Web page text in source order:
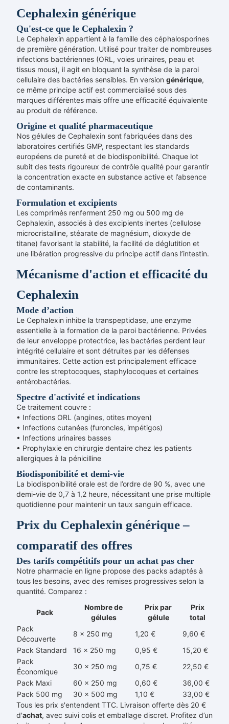
Cephalexin générique
Qu'est-ce que le Cephalexin ?
Le Cephalexin appartient à la famille des céphalosporines
de première génération. Utilisé pour traiter de nombreuses
infections bactériennes (ORL, voies urinaires, peau et
tissus mous), il agit en bloquant la synthèse de la paroi
cellulaire des bactéries sensibles. En version générique,
ce même principe actif est commercialisé sous des
marques différentes mais offre une efficacité équivalente
au produit de référence.
Origine et qualité pharmaceutique
Nos gélules de Cephalexin sont fabriquées dans des
laboratoires certifiés GMP, respectant les standards
européens de pureté et de biodisponibilité. Chaque lot
subit des tests rigoureux de contrôle qualité pour garantir
la concentration exacte en substance active et l’absence
de contaminants.
Formulation et excipients
Les comprimés renferment 250 mg ou 500 mg de
Cephalexin, associés à des excipients inertes (cellulose
microcristalline, stéarate de magnésium, dioxyde de
titane) favorisant la stabilité, la facilité de déglutition et
une libération progressive du principe actif dans l’intestin.
Mécanisme d'action et efficacité du
Cephalexin
Mode d’action
Le Cephalexin inhibe la transpeptidase, une enzyme
essentielle à la formation de la paroi bactérienne. Privées
de leur enveloppe protectrice, les bactéries perdent leur
intégrité cellulaire et sont détruites par les défenses
immunitaires. Cette action est principalement efficace
contre les streptocoques, staphylocoques et certaines
entérobactéries.
Spectre d'activité et indications
Ce traitement couvre :
• Infections ORL (angines, otites moyen)
• Infections cutanées (furoncles, impétigos)
• Infections urinaires basses
• Prophylaxie en chirurgie dentaire chez les patients
allergiques à la pénicilline
Biodisponibilité et demi-vie
La biodisponibilité orale est de l’ordre de 90 %, avec une
demi-vie de 0,7 à 1,2 heure, nécessitant une prise multiple
quotidienne pour maintenir un taux sanguin efficace.
Prix du Cephalexin générique –
comparatif des offres
Des tarifs compétitifs pour un achat pas cher
Notre pharmacie en ligne propose des packs adaptés à
tous les besoins, avec des remises progressives selon la
quantité. Comparez :
Pack
Nombre de
gélules
Prix par
gélule
Prix
total
Pack
Découverte
8 × 250 mg 1,20 €
9,60 €
Pack Standard
16 × 250 mg 0,95 €
15,20 €
Pack
Économique
30 × 250 mg 0,75 €
22,50 €
Pack Maxi
60 × 250 mg 0,60 €
36,00 €
Pack 500 mg
30 × 500 mg 1,10 €
33,00 €
Tous les prix s'entendent TTC. Livraison offerte dès 20 €
d'achat, avec suivi colis et emballage discret. Profitez d’un